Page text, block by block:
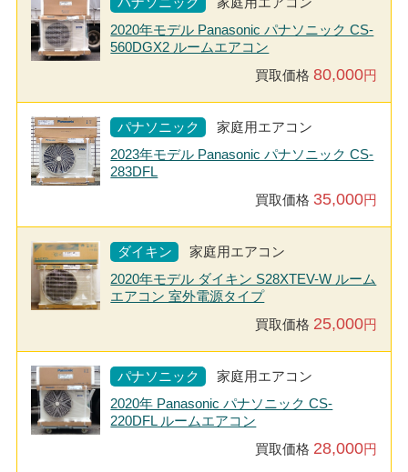
2020年モデル Panasonic パナソニック CS-
560DGX2 ルームエアコン
買取価格80,000円
パナソニック
家庭用エアコン
2023年モデル Panasonic パナソニック CS-
283DFL
買取価格 35,000円
ダイキン
家庭用エアコン
2020年モデル ダイキン S28XTEV-W ルーム
エアコン 室外電源タイプ
買取価格 25,000円
パナソニック
家庭用エアコン
2020年 Panasonic パナソニック CS-
220DFL ルームエアコン
買取価格 28,000円